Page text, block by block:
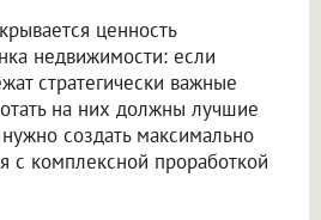
ценность
недвижимости: если
стратегически важные
на них должны лучшие
создать максимально
с комплексной проработкой